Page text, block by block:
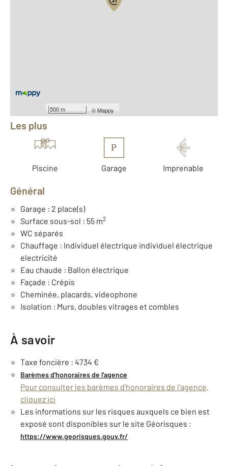
500 m ©Mappy
Équipements
Les plus
Piscine
P
Garage Imprenable
Général
Garage : 2 place(s)
Surface sous-sol : 55 m2
WC séparés
Chauffage : Individuel électrique individuel électrique
electricité
Eau chaude : Ballon électrique
Façade : Crépis
Cheminée, placards, videophone
Isolation : Murs, doubles vitrages et combles
À savoir
Taxe foncière : 4734 €
Barèmes d'honoraires de l'agence
Pour consulter les barèmes d'honoraires de l'agence,
cliquez ici
Les informations sur les risques auxquels ce bien est
exposé sont disponibles sur le site Géorisques :
https://www.georisques.gouv.fr/